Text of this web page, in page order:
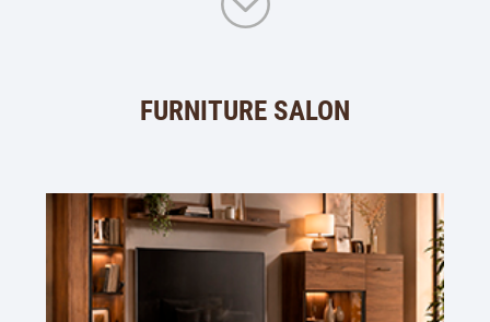
FURNITURE SALON